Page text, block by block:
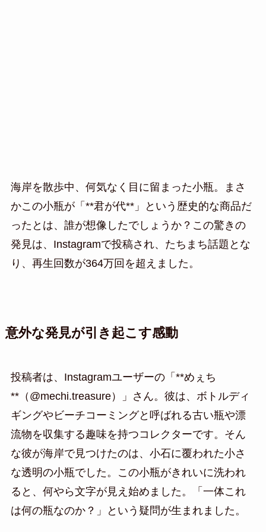
海岸を散歩中、何気なく目に留まった小瓶。まさ
かこの小瓶が「**君が代**」という歴史的な商品だ
ったとは、誰が想像したでしょうか？この驚きの
発見は、Instagramで投稿され、たちまち話題とな
り、再生回数が364万回を超えました。
意外な発見が引き起こす感動
投稿者は、Instagramユーザーの「**めぇち
**（@mechi.treasure）」さん。彼は、ボトルディ
ギングやビーチコーミングと呼ばれる古い瓶や漂
流物を収集する趣味を持つコレクターです。そん
な彼が海岸で見つけたのは、小石に覆われた小さ
な透明の小瓶でした。この小瓶がきれいに洗われ
ると、何やら文字が見え始めました。「一体これ
は何の瓶なのか？」という疑問が生まれました。